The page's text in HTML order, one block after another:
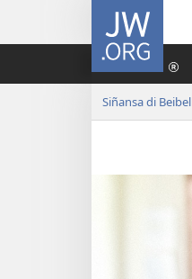
JW.ORG
Siñansa di Beibel